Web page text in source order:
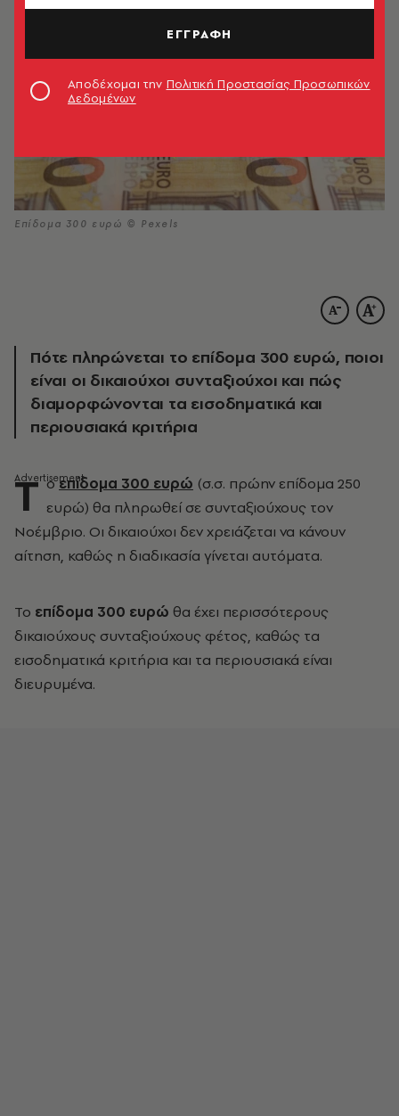
Επίδομα 300 ευρώ © Pexels
Πότε πληρώνεται το επίδομα 300 ευρώ, ποιοι
είναι οι δικαιούχοι συνταξιούχοι και πώς
διαμορφώνονται τα εισοδηματικά και
περιουσιακά κριτήρια
Τ οεπίδομα 300 ευρώ (σ.σ. πρώην επίδομα 250
ευρώ) θα πληρωθεί σε συνταξιούχους τον
Νοέμβριο. Οι δικαιούχοι δεν χρειάζεται να κάνουν
αίτηση, καθώς η διαδικασία γίνεται αυτόματα.
Το επίδομα 300 ευρώ θα έχει περισσότερους
δικαιούχους συνταξιούχους φέτος, καθώς τα
εισοδηματικά κριτήρια και τα περιουσιακά είναι
διευρυμένα.
ΕΓΓΡΑΦΗ
Αποδέχομαι την Πολιτική Προστασίας Προσωπικών
Δεδομένων